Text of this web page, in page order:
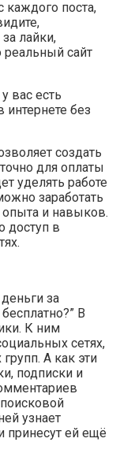
каждого поста,
лайки,
реальный сайт
вас есть
без
создать
для оплаты
уделять работе
заработать
опыта и навыков.
доступ в
за
В
К ним
сетях,
А как эти
подписки и
узнает
принесут ей ещё